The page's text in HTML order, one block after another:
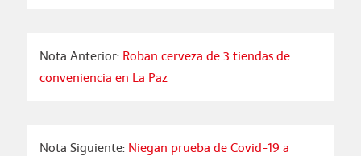
Nota Anterior:Roban cerveza de 3 tiendas de
conveniencia en La Paz
Nota Siguiente: Niegan prueba de Covid-19 a